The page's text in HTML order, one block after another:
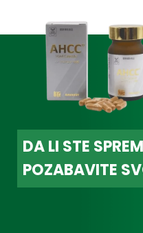
DA LI STE
POZABAVITE